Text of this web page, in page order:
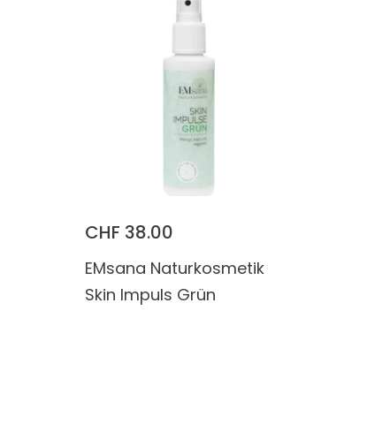
CHF 38.00
EMsana Naturkosmetik
Skin Impuls Grün